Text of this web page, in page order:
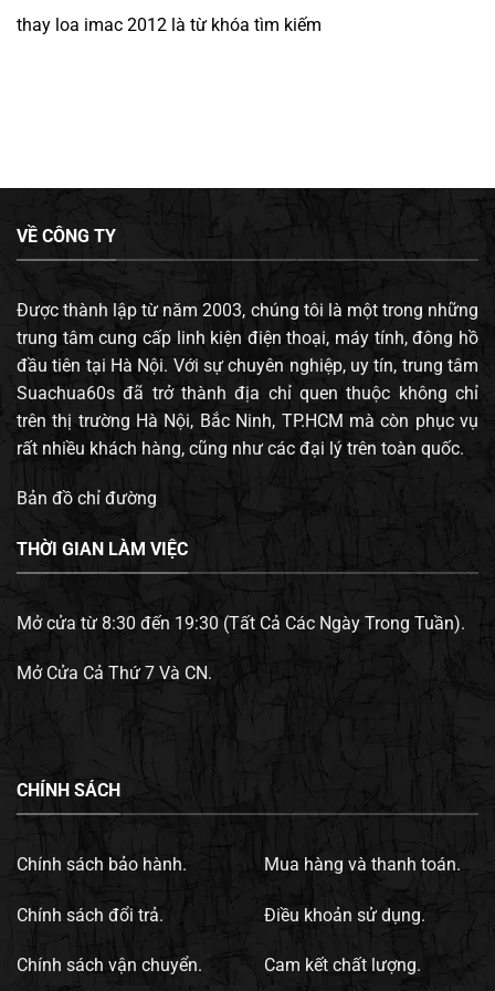
thay loa imac 2012 là từ khóa tìm kiếm
VỀ CÔNG TY
Được thành lập từ năm 2003, chúng tôi là một trong những
trung tâm cung cấp linh kiện điện thoại, máy tính, đông hồ
đầu tiên tại Hà Nội. Với sự chuyên nghiệp, uy tín, trung tâm
Suachua60s đã trở thành địa chỉ quen thuộc không chỉ
trên thị trường Hà Nội, Bắc Ninh, TP.HCM mà còn phục vụ
rất nhiều khách hàng, cũng như các đại lý trên toàn quốc.
Bản đồ chỉ đường
THỜI GIAN LÀM VIỆC
Mở cửa từ 8:30 đến 19:30 (Tất Cả Các Ngày Trong Tuần).
Mở Cửa Cả Thứ 7 Và CN.
CHÍNH SÁCH
Chính sách bảo hành.
Chính sách đổi trả.
Chính sách vận chuyển.
Mua hàng và thanh toán.
Điều khoản sử dụng.
Cam kết chất lượng.